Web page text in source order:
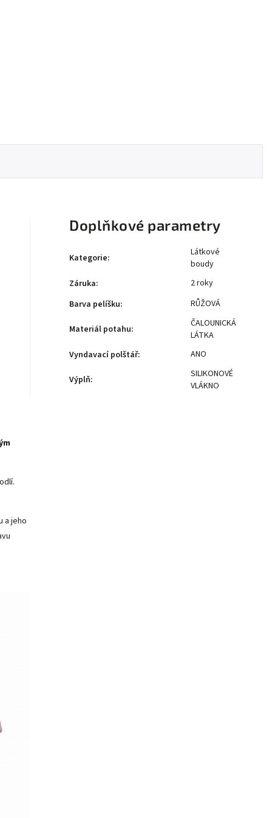
a jeho
Doplňkové parametry
Kategorie:
Látkové
boudy
Záruka:
2 roky
Barva pelíšku: RŮŽOVÁ
Materiál potahu:
ČALOUNICKÁ
LÁTKA
Vyndavací polštář: ANO
Výplň:
SILIKONOVÉ
VLÁKNO